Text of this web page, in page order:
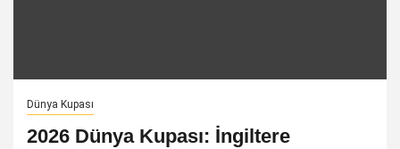
Dünya Kupası
2026 Dünya Kupası: İngiltere